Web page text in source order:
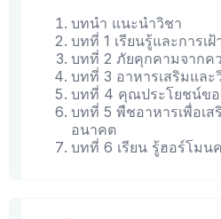
บทนำ แนะนำวิชา
บทที่ 1 เรียนรู้และการเฝ้
บทที่ 2 ภัยคุกคามจากค
บทที่ 3 อาหารเสริมแล
บทที่ 4 คุณประโยชน์ขอ
บทที่ 5 พืชอาหารเพื่อเ
อนาคต
บทที่ 6 เรียน รู้ฮอร์โมน